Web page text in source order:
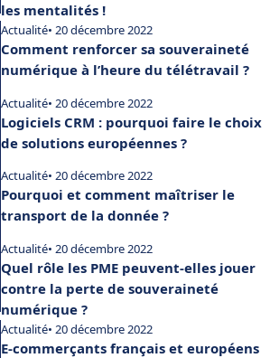
les mentalités !
Actualité• 20 décembre 2022
Comment renforcer sa souveraineté
numérique à l’heure du télétravail ?
Actualité• 20 décembre 2022
Logiciels CRM : pourquoi faire le choix
de solutions européennes ?
Actualité• 20 décembre 2022
Pourquoi et comment maîtriser le
transport de la donnée ?
Actualité• 20 décembre 2022
Quel rôle les PME peuvent-elles jouer
contre la perte de souveraineté
numérique ?
Actualité• 20 décembre 2022
E-commerçants français et européens